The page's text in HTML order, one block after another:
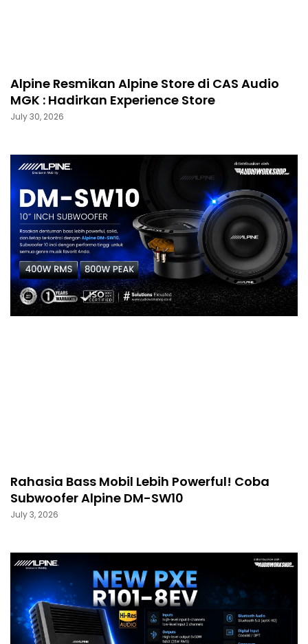
Alpine Resmikan Alpine Store di CAS Audio
MGK : Hadirkan Experience Store
July 30, 2026
Rahasia Bass Mobil Lebih Powerful! Coba
Subwoofer Alpine DM-SW10
July 3, 2026